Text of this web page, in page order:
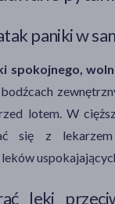
paniki w
spokojnego,
lotem. W
się z
leki